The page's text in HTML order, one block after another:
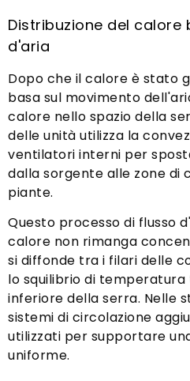
Distribuzione del calore
d'aria
Dopo che il calore è stato
basa sul movimento
calore nello spazio della
delle unità utilizza la
ventilatori interni per
dalla sorgente alle zone di
piante.
Questo processo di flusso
calore non rimanga
si diffonde tra i filari delle
lo squilibrio di
inferiore della serra. Nelle
sistemi di circolazione
utilizzati per supportare
uniforme.